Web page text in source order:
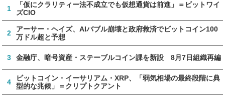
1
「仮にクラリティー法不成立でも仮想通貨は前進」＝ビットワイ
ズCIO
2
アーサー・ヘイズ、AIバブル崩壊と政府救済でビットコイン100
万ドル超と予想
3 金融庁、暗号資産・ステーブルコイン課を新設 8月7日組織再編
4
ビットコイン・イーサリアム・XRP、「弱気相場の最終段階に典
型的な兆候」＝クリプトクアント